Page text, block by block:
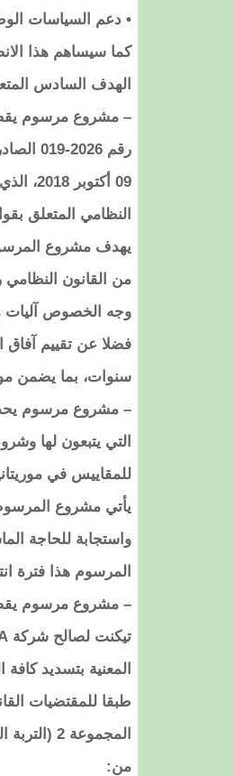
• دعم السياسات
كما سيساهم هذا
الهدف السادس
النظامي المتعلق
وجه الخصوص آليات
فضلا عن تقييم آفاق
سنوات، بما يضمن
– مشروع مرسوم يحدد
للمقاييس في
واستجابة للحاجة
المرسوم هذا فترة
طبقا للمقتضيات
من: